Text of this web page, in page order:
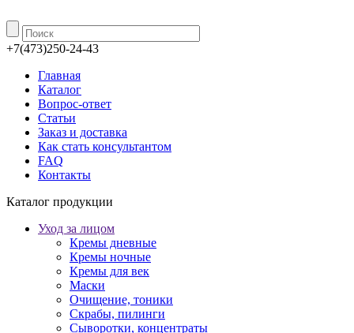
+7(473)250-24-43
Главная
Каталог
Вопрос-ответ
Статьи
Заказ и доставка
Как стать консультантом
FAQ
Контакты
Каталог продукции
Уход за лицом
Кремы дневные
Кремы ночные
Кремы для век
Маски
Очищение, тоники
Скрабы, пилинги
Сыворотки, концентраты